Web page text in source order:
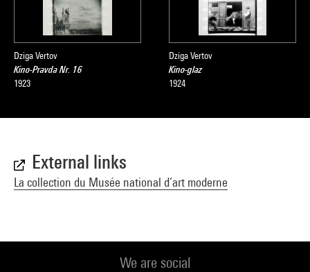
Dziga Vertov
Kino-Pravda Nr. 16
1923
Dziga Vertov
Kino-glaz
1924
External links
La collection du Musée national d’art moderne
We are social